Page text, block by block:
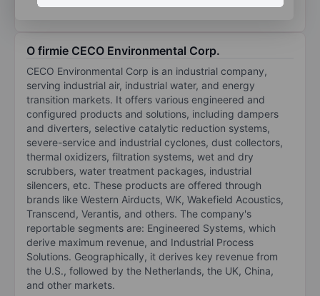
O firmie CECO Environmental Corp.
CECO Environmental Corp is an industrial company,
serving industrial air, industrial water, and energy
transition markets. It offers various engineered and
configured products and solutions, including dampers
and diverters, selective catalytic reduction systems,
severe-service and industrial cyclones, dust collectors,
thermal oxidizers, filtration systems, wet and dry
scrubbers, water treatment packages, industrial
silencers, etc. These products are offered through
brands like Western Airducts, WK, Wakefield Acoustics,
Transcend, Verantis, and others. The company's
reportable segments are: Engineered Systems, which
derive maximum revenue, and Industrial Process
Solutions. Geographically, it derives key revenue from
the U.S., followed by the Netherlands, the UK, China,
and other markets.